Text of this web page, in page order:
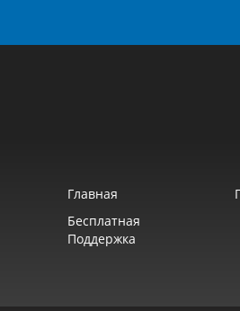
Главная
Бесплатная
Поддержка